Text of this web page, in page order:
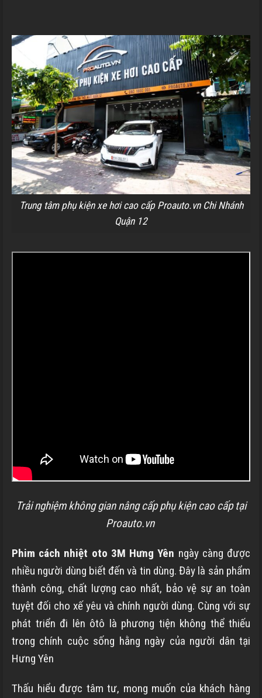
Trung tâm phụ kiện xe hơi cao cấp Proauto.vn Chi Nhánh
Quận 12
Trải nghiệm không gian nâng cấp phụ kiện cao cấp tại
Proauto.vn
Phim cách nhiệt oto 3M Hưng Yên ngày càng được
nhiều người dùng biết đến và tin dùng. Đây là sản phẩm
thành công, chất lượng cao nhất, bảo vệ sự an toàn
tuyệt đối cho xế yêu và chính người dùng. Cùng với sự
phát triển đi lên ôtô là phương tiện không thể thiếu
trong chính cuộc sống hằng ngày của người dân tại
Hưng Yên
Thấu hiểu được tâm tư, mong muốn của khách hàng